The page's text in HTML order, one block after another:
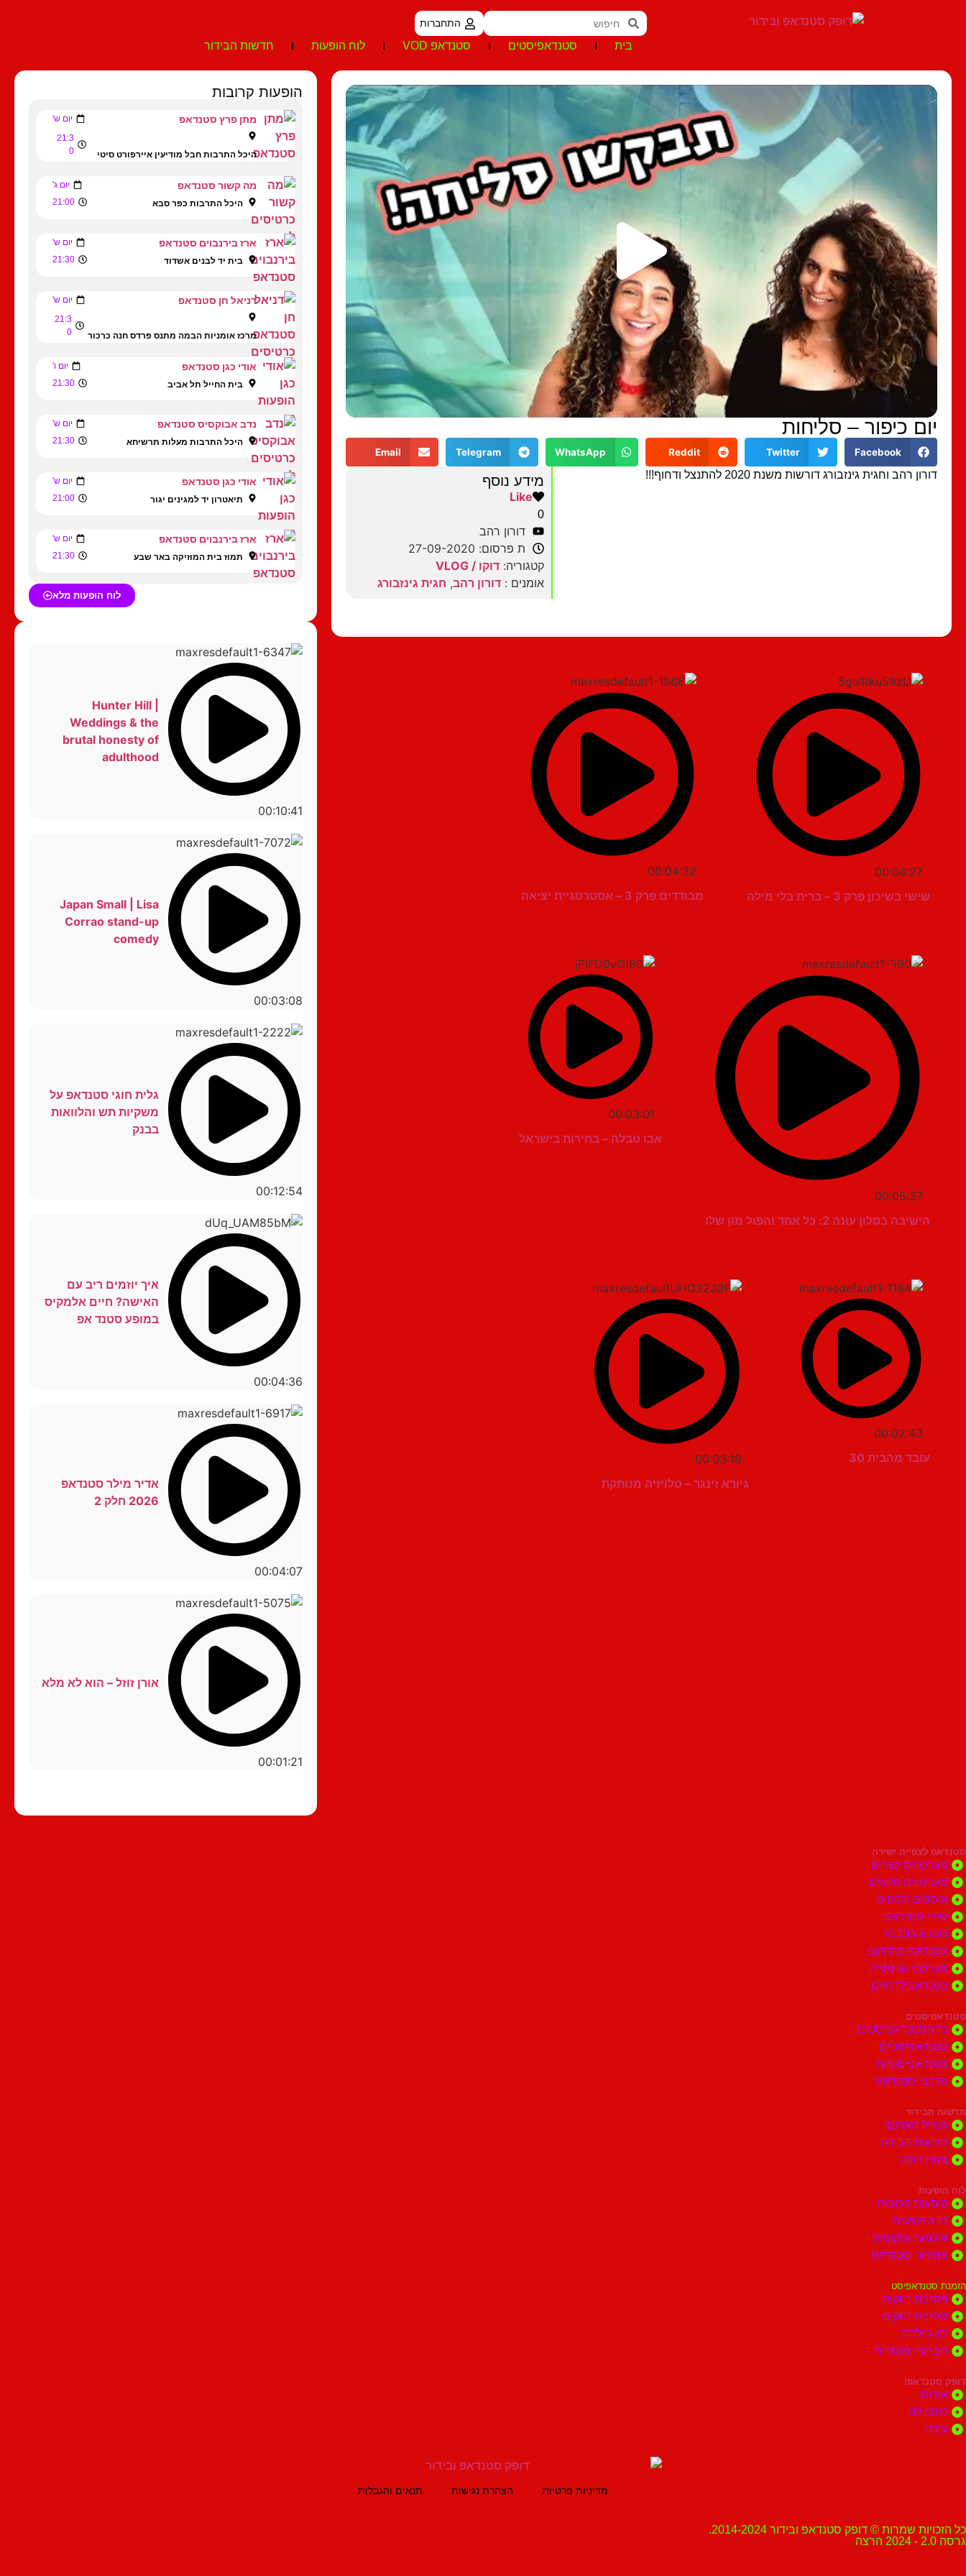
התחברות
בית סטנדאפיסטים סטנדאפ VOD לוח הופעות חדשות הבידור
יום כיפור – סליחות
Facebook
Twitter
Reddit
WhatsApp
Telegram
Email
דורון רהב וחגית גינזבורג דורשות משנת 2020 להתנצל ודחוף!!! מידע נוסף
Like
0
דורון רהב
ת פרסום: 27-09-2020
קטגוריה: דוקו / VLOG
אומנים : דורון רהב, חגית גינזבורג
00:04:27
שישי בשיכון פרק 3 – ברית בלי מילה
00:04:32
מבודדים פרק 3 – אסטרטגיית יציאה
00:05:37
הישיבה בסלון עונה 2: כל אחד והפול מון שלו
00:03:01
אבו טבלה – בחירות בישראל
00:02:43
עובד מהבית 30
00:03:19
גיורא זינגר – טלויזיה מנותקת
הופעות קרובות
מתן פרץ סטנדאפ יום ש'
היכל התרבות חבל מודיעין איירפורט סיטי
21:3
0
מה קשור סטנדאפ יום ג'
היכל התרבות כפר סבא 21:00
ארז בירנבוים סטנדאפ יום ש'
בית יד לבנים אשדוד 21:30
דניאל חן סטנדאפ יום ש'
מרכז אומניות הבמה מתנס פרדס חנה כרכור
21:3
0
אודי כגן סטנדאפ יום ו'
בית החייל תל אביב 21:30
נדב אבוקסיס סטנדאפ יום ש'
היכל התרבות מעלות תרשיחא 21:30
אודי כגן סטנדאפ יום ש'
תיאטרון יד למגינים יגור 21:00
ארז בירנבוים סטנדאפ יום ש'
תמוז בית המוזיקה באר שבע 21:30
לוח הופעות מלא
00:10:41
Hunter Hill |
Weddings & the
brutal honesty of
adulthood
00:03:08
Japan Small | Lisa
Corrao stand-up
comedy
00:12:54
גלית חוגי סטנדאפ על
משקיות תש והלוואות
בבנק
00:04:36
איך יוזמים ריב עם
האישה? חיים אלמקיס
במופע סטנד אפ
00:04:07
אדיר מילר סטנדאפ
2026 חלק 2
00:01:21
אורן זוזל – הוא לא מלא
סטנדאפ לצפייה ישירה
מערכונים קצרים
מערכונים מלאים
אוספים ולקטים
שירי סטנדאפ
דוקו & VLOG
סטנדאפ מתורגם
מערכוני אנימציה
סטנדאפ לדתיים
סטנדאפיסטים
כל הסטנדאפיסטים
סטנדאפיסטים
סטנדאפיסטיות
הרכבי סטנדאפ
חדשות הבידור
המייל האדום!
חדשות הבידור
מזגין דופק
לוח הופעות
הופעות קרובות
כל ההופעות
אולמות ומקומות
מועדוני סטנדאפ
הזמנת סטנדאפיסט
מסיבת רווקות
מסיבת רווקים
ימי הולדת
חברות ומוסדות
דופק סטנדאפ!
אודות
כתבו לנו
עזרה
מדיניות פרטיות הצהרת נגישות תנאים והגבלות
כל הזכויות שמרות © דופק סטנדאפ ובידור 2014-2024.
גרסה 2.0 - 2024 הרצה